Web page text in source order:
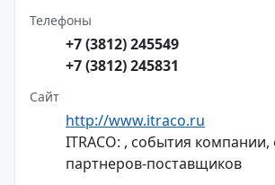
Телефоны
+7 (3812) 245549
+7 (3812) 245831
Сайт
http://www.itraco.ru
ITRACO: , события компании,
партнеров-поставщиков